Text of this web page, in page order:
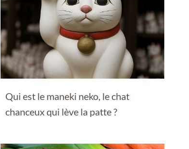
Qui est le maneki neko, le chat
chanceux qui lève la patte ?